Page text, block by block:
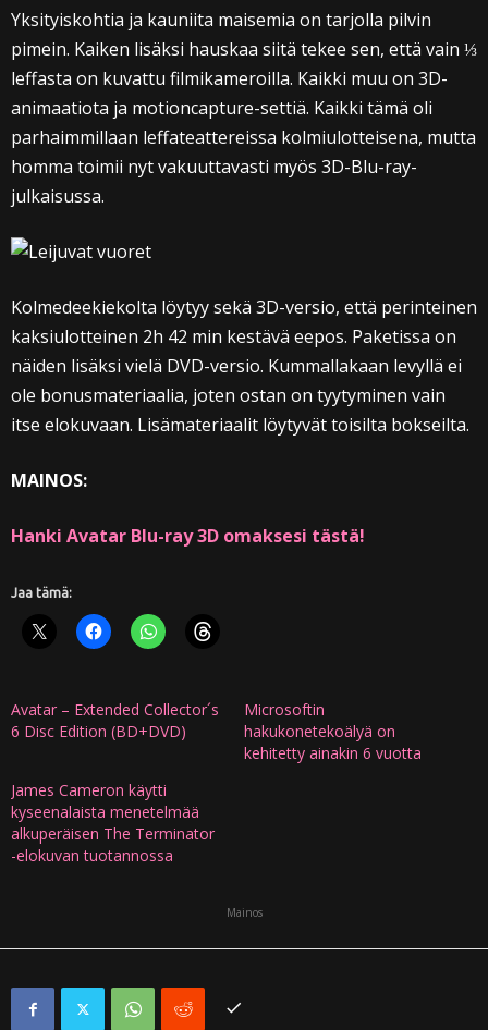
Yksityiskohtia ja kauniita maisemia on tarjolla pilvin
pimein. Kaiken lisäksi hauskaa siitä tekee sen, että vain ⅓
leffasta on kuvattu filmikameroilla. Kaikki muu on 3D-
animaatiota ja motioncapture-settiä. Kaikki tämä oli
parhaimmillaan leffateattereissa kolmiulotteisena, mutta
homma toimii nyt vakuuttavasti myös 3D-Blu-ray-
julkaisussa.
Kolmedeekiekolta löytyy sekä 3D-versio, että perinteinen
kaksiulotteinen 2h 42 min kestävä eepos. Paketissa on
näiden lisäksi vielä DVD-versio. Kummallakaan levyllä ei
ole bonusmateriaalia, joten ostan on tyytyminen vain
itse elokuvaan. Lisämateriaalit löytyvät toisilta bokseilta.
MAINOS:
Hanki Avatar Blu-ray 3D omaksesi tästä!
Jaa tämä:
Avatar – Extended Collector´s
6 Disc Edition (BD+DVD)
Microsoftin
hakukonetekoälyä on
kehitetty ainakin 6 vuotta
James Cameron käytti
kyseenalaista menetelmää
alkuperäisen The Terminator
-elokuvan tuotannossa
Mainos